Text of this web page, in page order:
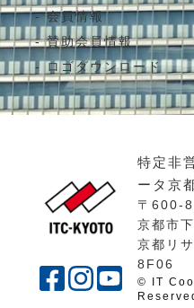
会員情報
賛助会員情報
ロゴダウンロード
特定非
ータ京
〒600-
京都市
京都リ
8F06
© IT